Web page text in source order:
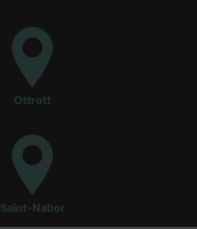
Ottrott
Saint-Nabor